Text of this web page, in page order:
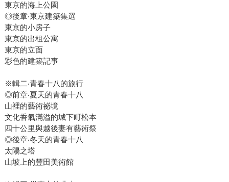
東京的海上公園
◎後章‧東京建築集選
東京的小房子
東京的出租公寓
東京的立面
彩色的建築記事
※輯二‧青春十八的旅行
◎前章‧夏天的青春十八
山裡的藝術祕境
文化香氣滿溢的城下町松本
四十公里與越後妻有藝術祭
◎後章‧冬天的青春十八
太陽之塔
山坡上的豐田美術館